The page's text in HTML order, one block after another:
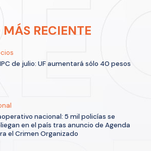
MÁS RECIENTE
de julio: UF aumentará sólo 40 pesos
nacional: 5 mil policías se
en el país tras anuncio de Agenda
el Crimen Organizado